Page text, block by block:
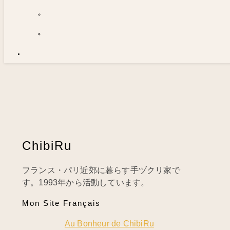
ChibiRu
フランス・パリ近郊に暮らす手ヅクリ家で
す。1993年から活動しています。
Mon Site Français
Au Bonheur de ChibiRu